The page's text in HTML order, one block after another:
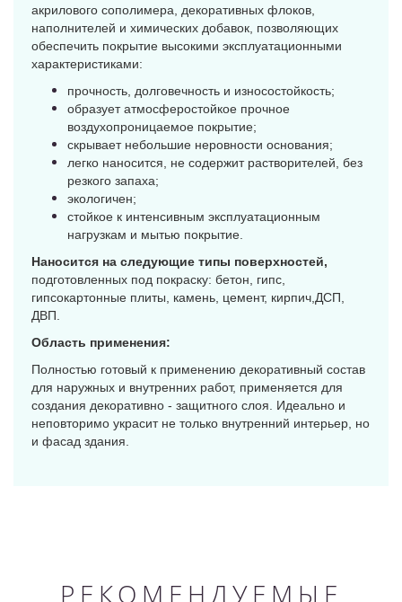
акрилового сополимера, декоративных флоков,
наполнителей и химических добавок, позволяющих
обеспечить покрытие высокими эксплуатационными
характеристиками:
прочность, долговечность и износостойкость;
образует атмосферостойкое прочное
воздухопроницаемое покрытие;
скрывает небольшие неровности основания;
легко наносится, не содержит растворителей, без
резкого запаха;
экологичен;
стойкое к интенсивным эксплуатационным
нагрузкам и мытью покрытие.
Наносится на следующие типы поверхностей,
подготовленных под покраску: бетон, гипс,
гипсокартонные плиты, камень, цемент, кирпич,ДСП,
ДВП.
Область применения:
Полностью готовый к применению декоративный состав
для наружных и внутренних работ, применяется для
создания декоративно - защитного слоя. Идеально и
неповторимо украсит не только внутренний интерьер, но
и фасад здания.
РЕКОМЕНДУЕМЫЕ